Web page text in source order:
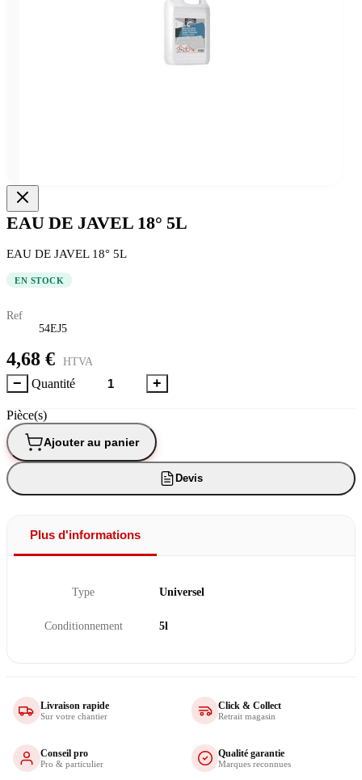
EAU DE JAVEL 18° 5L
EAU DE JAVEL 18° 5L
EN STOCK
Ref
54EJ5
4,68 € HTVA
− Quantité +
Pièce(s)
Ajouter au panier
Devis
Plus d'informations
Type Universel
Conditionnement 5l
Livraison rapide
Sur votre chantier
Click & Collect
Retrait magasin
Conseil pro
Pro & particulier
Qualité garantie
Marques reconnues